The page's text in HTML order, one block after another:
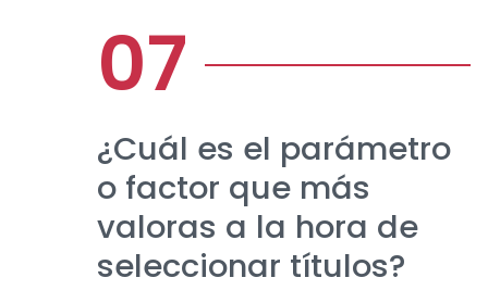
¿Cuál es el parámetro
o factor que más
valoras a la hora de
seleccionar títulos?